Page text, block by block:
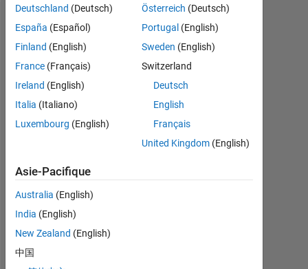
Badges
No
Badges
Deutschland (Deutsch)
España (Español)
Finland (English)
France (Français)
Ireland (English)
Italia (Italiano)
Luxembourg (English)
Österreich (Deutsch)
Portugal (English)
Sweden (English)
Switzerland
Deutsch
English
Français
United Kingdom(English)
Asie-Pacifique
Australia (English)
India (English)
New Zealand (English)
中国